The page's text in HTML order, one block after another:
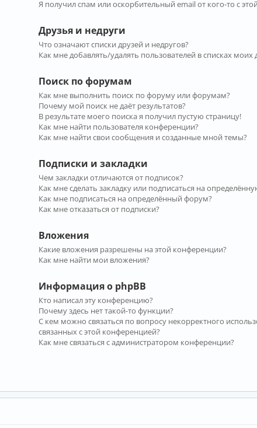
Я получил спам или оскорбительный email от кого-то с
Друзья и недруги
Что означают списки друзей и недругов?
Как мне добавлять/удалять пользователей в списках моих
Поиск по форумам
Как мне выполнить поиск по форуму или форумам?
Почему мой поиск не даёт результатов?
В результате моего поиска я получил пустую страницу!
Как мне найти пользователя конференции?
Как мне найти свои сообщения и созданные мной темы?
Подписки и закладки
Чем закладки отличаются от подписок?
Как мне сделать закладку или подписаться на
Как мне подписаться на определённый форум?
Как мне отказаться от подписки?
Вложения
Какие вложения разрешены на этой конференции?
Как мне найти мои вложения?
Информация о phpBB
Кто написал эту конференцию?
Почему здесь нет такой-то функции?
С кем можно связаться по вопросу некорректного
связанных с этой конференцией?
Как мне связаться с администратором конференции?